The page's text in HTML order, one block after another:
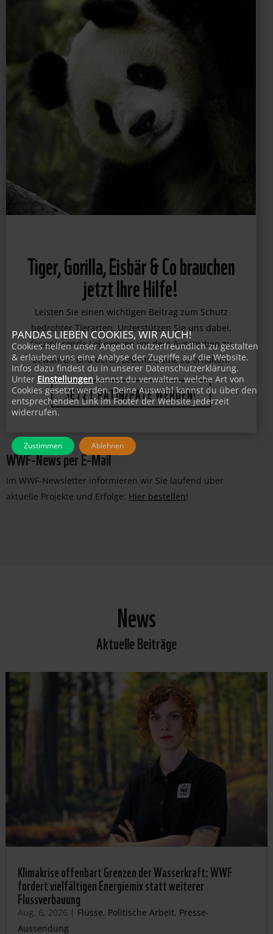
Tiger, Gorilla, Eisbär & Co brauchen
jetzt Ihre Hilfe!
Leisten Sie einen wichtigen Beitrag zum Schutz
bedrohter Tierarten. Unterstützen Sie uns dabei,
faszinierende Lebewesen vor dem Aussterben zu
bewahren und deren Lebensräume zu erhalten.
JETZT PATIN/PATE WERDEN!
WWF-News per E-Mail
Im WWF-Newsletter informieren wir Sie laufend über
aktuelle Projekte und Erfolge: Hier bestellen!
News
Aktuelle Beiträge
Klimakrise offenbart Grenzen der Wasserkraft: WWF
fordert vielfältigen Energiemix statt weiterer
Flussverbauung
Aug. 6, 2026 | Flüsse, Politische Arbeit, Presse-
Aussendung
PANDAS LIEBEN COOKIES, WIR AUCH!
Cookies helfen unser Angebot nutzerfreundlich zu gestalten
& erlauben uns eine Analyse der Zugriffe auf die Website.
Infos dazu findest du in unserer Datenschutzerklärung.
Unter Einstellungen kannst du verwalten, welche Art von
Cookies gesetzt werden. Deine Auswahl kannst du über den
entsprechenden Link im Footer der Website jederzeit
widerrufen.
Zustimmen Ablehnen